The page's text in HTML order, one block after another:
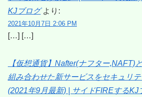
KJブログ より:
2021年10月7日 2:06 PM
[…] […]
【仮想通貨】Nafter(ナフター,NAFT)
組み合わせた新サービスをセキュリ
(2021年9月最新) | サイドFIREするKJ